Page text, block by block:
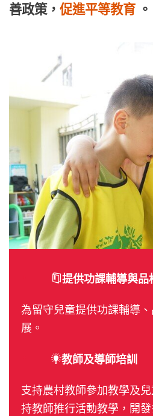
善政策， 促進平等教育 。
提供功課輔導與品
為留守兒童提供功課輔導
展。
教師及導師培訓
支持農村教師參加教學及
持教師推行活動教學，開